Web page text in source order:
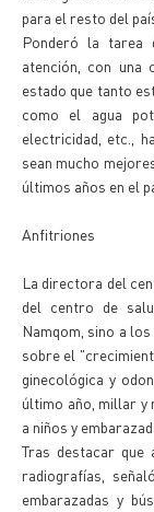
para el resto del
Ponderó la
atención, con una
estado que tanto
como el agua
electricidad, etc.,
sean mucho
últimos años en el
Anfitriones
La directora del
del centro de
Namqom, sino a
sobre el
ginecológica y
último año, millar y
a niños y
Tras destacar
radiografías,
embarazadas y